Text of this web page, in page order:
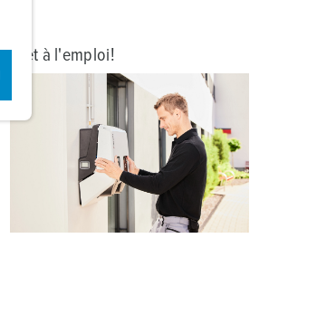
Prêt à l'emploi!